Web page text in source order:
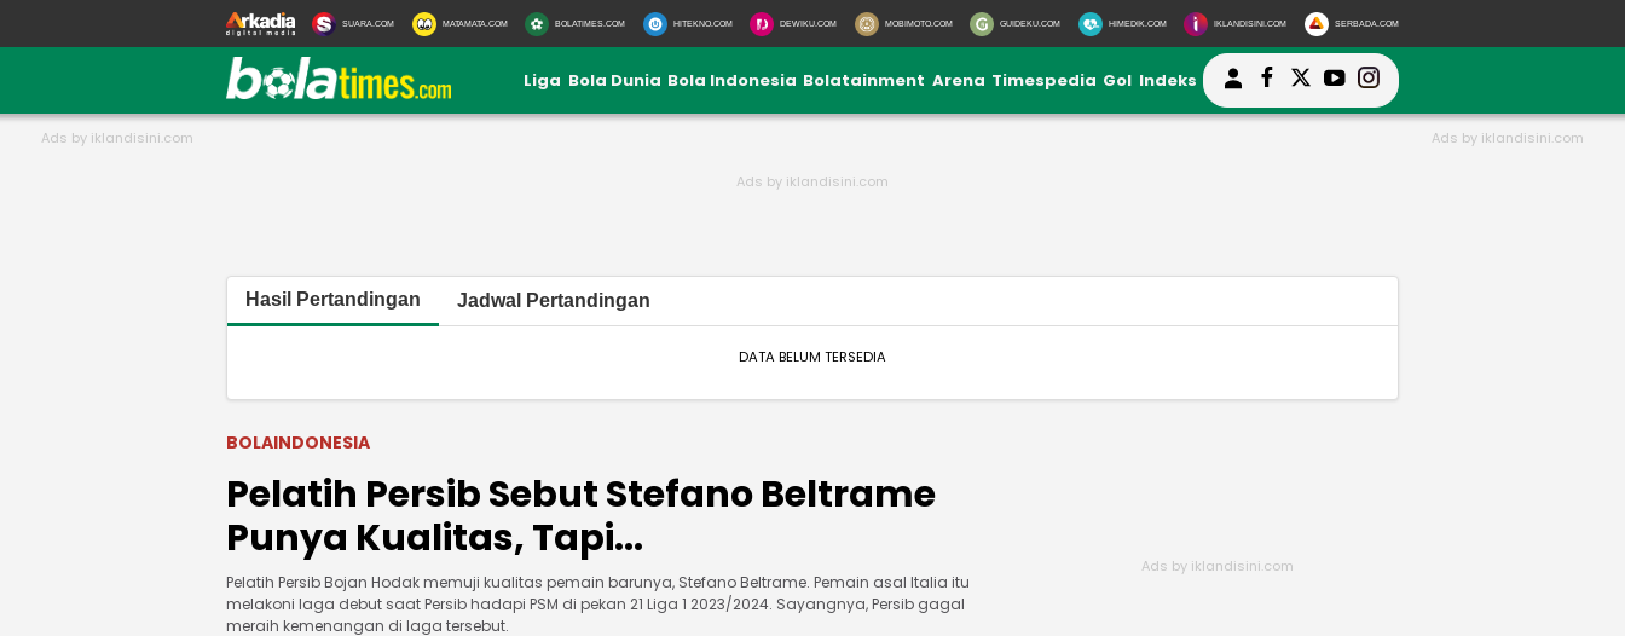
SUARA.COM MATAMATA.COM BOLATIMES.COM HITEKNO.COM DEWIKU.COM MOBIMOTO.COM GUIDEKU.COM HIMEDIK.COM IKLANDISINI.COM SERBADA.COM
Liga Bola Dunia Bola Indonesia Bolatainment Arena Timespedia Gol Indeks
Hasil Pertandingan Jadwal Pertandingan
DATA BELUM TERSEDIA
BOLAINDONESIA
Pelatih Persib Sebut Stefano Beltrame
Punya Kualitas, Tapi...
Pelatih Persib Bojan Hodak memuji kualitas pemain barunya, Stefano Beltrame. Pemain asal Italia itu
melakoni laga debut saat Persib hadapi PSM di pekan 21 Liga 1 2023/2024. Sayangnya, Persib gagal
meraih kemenangan di laga tersebut.